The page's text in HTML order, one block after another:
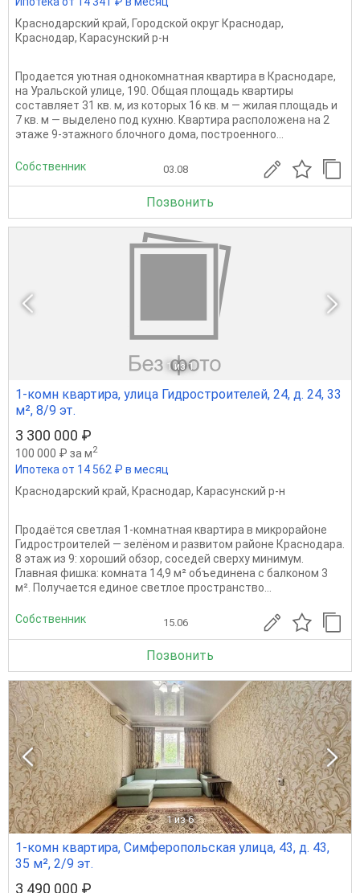
Краснодарский край, Городской округ Краснодар,
Краснодар, Карасунский р-н
Продается уютная однокомнатная квартира в Краснодаре,
на Уральской улице, 190. Общая площадь квартиры
составляет 31 кв. м, из которых 16 кв. м — жилая площадь и
7 кв. м — выделено под кухню. Квартира расположена на 2
этаже 9-этажного блочного дома, построенного...
Собственник 03.08
Позвонить
1 из 1
1-комн квартира, улица Гидростроителей, 24, д. 24, 33
м², 8/9 эт.
3 300 000 ₽
100 000 ₽ за м2
Ипотека от 14 562 ₽ в месяц
Краснодарский край, Краснодар, Карасунский р-н
Продаётся светлая 1-комнатная квартира в микрорайоне
Гидростроителей — зелёном и развитом районе Краснодара.
8 этаж из 9: хороший обзор, соседей сверху минимум.
Главная фишка: комната 14,9 м² объединена с балконом 3
м². Получается единое светлое пространство...
Собственник 15.06
Позвонить
1 из 6
1-комн квартира, Симферопольская улица, 43, д. 43,
35 м², 2/9 эт.
3 490 000 ₽